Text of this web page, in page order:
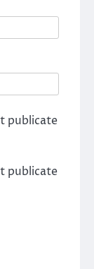
publicate
publicate